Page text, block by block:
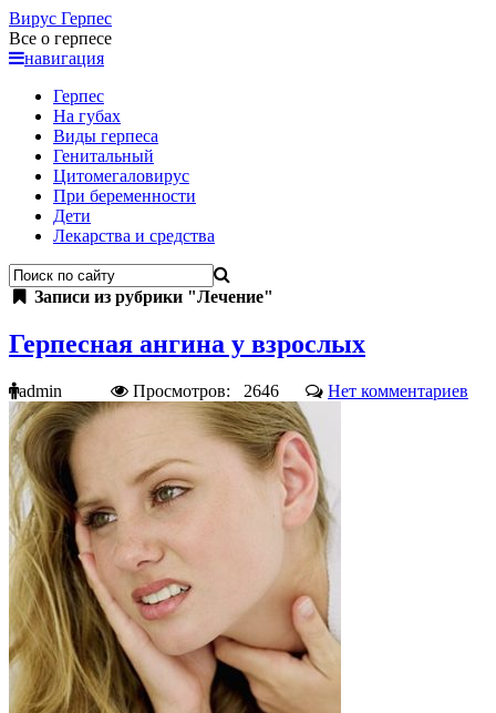
Вирус Герпес
Все о герпесе
навигация
Герпес
На губах
Виды герпеса
Генитальный
Цитомегаловирус
При беременности
Дети
Лекарства и средства
Записи из рубрики "Лечение"
Герпесная ангина у взрослых
admin Просмотров: 2646 Нет комментариев